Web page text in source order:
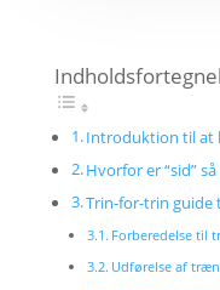
Introduktion til at
Hvorfor er “sid”
Trin-for-trin guide
Forberedelse til
Udførelse af